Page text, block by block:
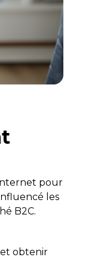
pour
les
B2C.
obtenir